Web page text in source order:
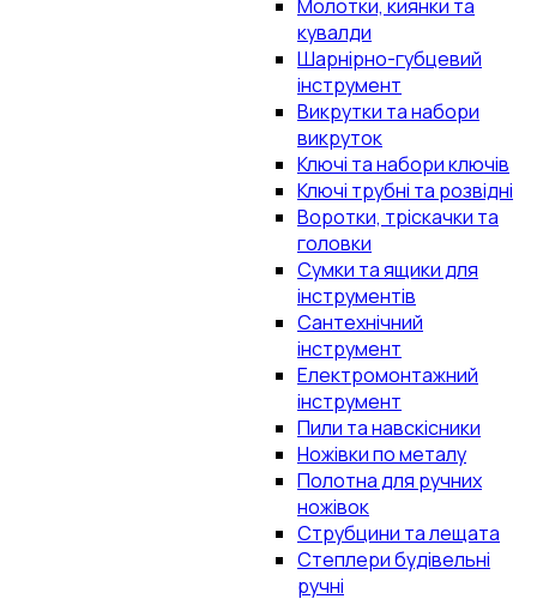
Молотки, киянки та
кувалди
Шарнірно-губцевий
інструмент
Викрутки та набори
викруток
Ключі та набори ключів
Ключі трубні та розвідні
Воротки, тріскачки та
головки
Сумки та ящики для
інструментів
Сантехнічний
інструмент
Електромонтажний
інструмент
Пили та навскісники
Ножівки по металу
Полотна для ручних
ножівок
Струбцини та лещата
Степлери будівельні
ручні